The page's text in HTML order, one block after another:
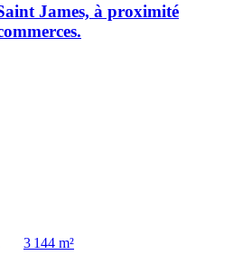
James, à proximité
3 144 m²